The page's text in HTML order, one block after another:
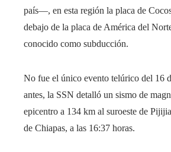
país—, en esta región la placa de
debajo de la placa de América del
conocido como subducción.
No fue el único evento telúrico del 16
antes, la SSN detalló un sismo de
epicentro a 134 km al suroeste de
de Chiapas, a las 16:37 horas.